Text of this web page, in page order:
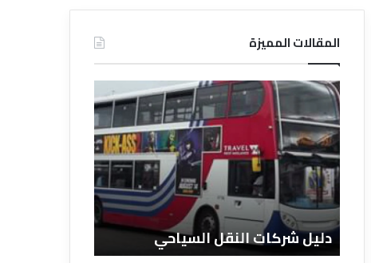
المقالات المميزة
د
ي
ل
ا
ن
ا
د
ق
دليل الفنادق المصرية